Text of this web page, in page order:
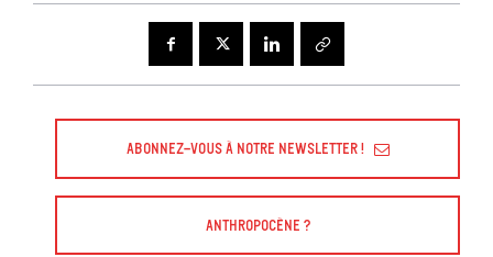
Abonnez-vous à Notre Newsletter !
Anthropocène ?